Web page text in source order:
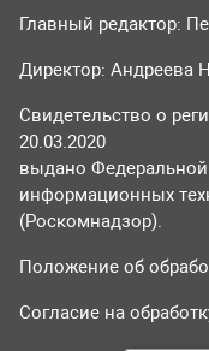
Главный редактор:
Директор: Андреева
Свидетельство о
20.03.2020
выдано
информационных
(Роскомнадзор).
Положение об
Согласие на